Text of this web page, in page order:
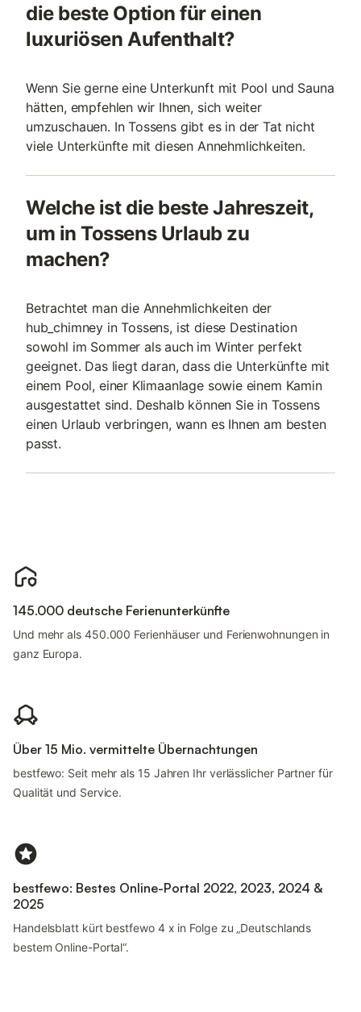
die beste Option für einen
luxuriösen Aufenthalt?
Wenn Sie gerne eine Unterkunft mit Pool und Sauna
hätten, empfehlen wir Ihnen, sich weiter
umzuschauen. In Tossens gibt es in der Tat nicht
viele Unterkünfte mit diesen Annehmlichkeiten.
Welche ist die beste Jahreszeit,
um in Tossens Urlaub zu
machen?
Betrachtet man die Annehmlichkeiten der
hub_chimney in Tossens, ist diese Destination
sowohl im Sommer als auch im Winter perfekt
geeignet. Das liegt daran, dass die Unterkünfte mit
einem Pool, einer Klimaanlage sowie einem Kamin
ausgestattet sind. Deshalb können Sie in Tossens
einen Urlaub verbringen, wann es Ihnen am besten
passt.
145.000 deutsche Ferienunterkünfte
Und mehr als 450.000 Ferienhäuser und Ferienwohnungen in
ganz Europa.
Über 15 Mio. vermittelte Übernachtungen
bestfewo: Seit mehr als 15 Jahren Ihr verlässlicher Partner für
Qualität und Service.
bestfewo: Bestes Online-Portal 2022, 2023, 2024 &
2025
Handelsblatt kürt bestfewo 4 x in Folge zu „Deutschlands
bestem Online-Portal“.